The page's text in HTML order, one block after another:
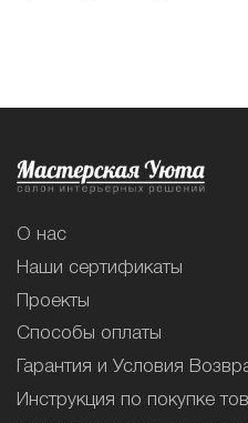
О нас
Наши сертификаты
Проекты
Способы оплаты
Гарантия и Условия
Инструкция по покупке